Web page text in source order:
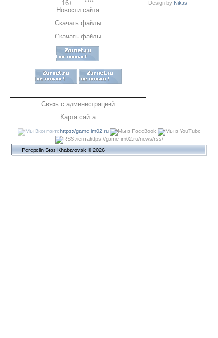
16+
****
Новости сайта
Скачать файлы
Скачать файлы
Связь с администрацией
Карта сайта
Design by Nikas
https://game-im02.ru
https://game-im02.ru/news/rss/
Perepelin Stas Khabarovsk © 2026